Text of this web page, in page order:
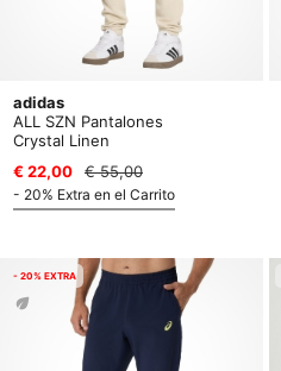
adidas
ALL SZN Pantalones
Crystal Linen
€ 22,00
€ 55,00
- 20% Extra en el Carrito
- 20% EXTRA